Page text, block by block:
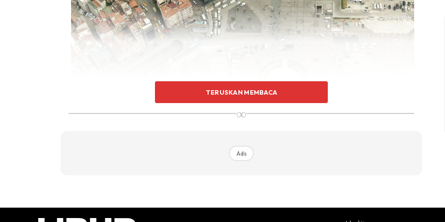
TERUSKAN MEMBACA
∞
Ads